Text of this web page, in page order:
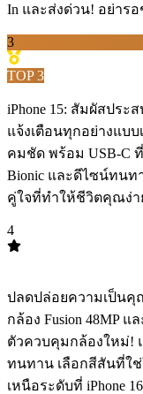
In และส่งด่วน! อย่าร
3
TOP3
iPhone 15: สัมผัสประ
แจ้งเตือนทุกอย่างแบบ
คมชัด พร้อม USB-C
Bionic และดีไซน์ทนท
คู่ใจที่ทำให้ชีวิตคุณง่า
4
ปลดปล่อยความเป็นคุ
กล้อง Fusion 48MP
ตัวควบคุมกล้องใหม่!
ทนทาน เลือกสีสันที่ใ
เหนือระดับที่ iPhone